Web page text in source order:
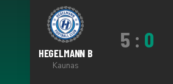
HEGELMANN B
Kaunas
5 : 0